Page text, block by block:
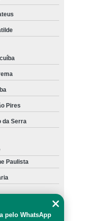
Ponto
com Pigmentação
Entradas
Calvície
Micopigmentação
em Homens
Masculina
Pires
da Serra
Paulista
pelo WhatsApp